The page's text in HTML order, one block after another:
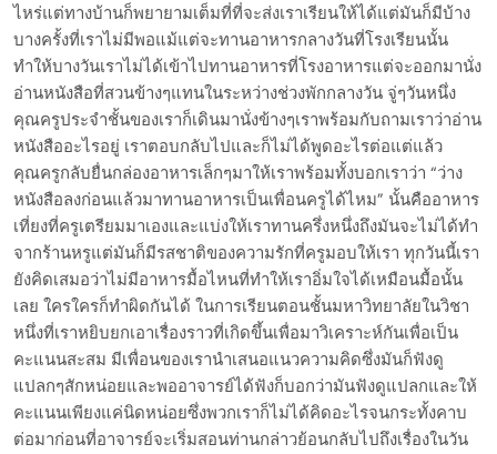
ไหร่แต่ทางบ้านก็พยายามเต็มที่ที่จะส่งเราเรียนให้ได้แต่มันก็มีบ้าง
บางครั้งที่เราไม่มีพอแม้แต่จะทานอาหารกลางวันที่โรงเรียนนั้น
ทำให้บางวันเราไม่ได้เข้าไปทานอาหารที่โรงอาหารแต่จะออกมานั่ง
อ่านหนังสือที่สวนข้างๆแทนในระหว่างช่วงพักกลางวัน จู่ๆวันหนึ่ง
คุณครูประจำชั้นของเราก็เดินมานั่งข้างๆเราพร้อมกับถามเราว่าอ่าน
หนังสืออะไรอยู่ เราตอบกลับไปและก็ไม่ได้พูดอะไรต่อแต่แล้ว
คุณครูกลับยื่นกล่องอาหารเล็กๆมาให้เราพร้อมทั้งบอกเราว่า “ว่าง
หนังสือลงก่อนแล้วมาทานอาหารเป็นเพื่อนครูได้ไหม” นั้นคืออาหาร
เที่ยงที่ครูเตรียมมาเองและแบ่งให้เราทานครึ่งหนึ่งถึงมันจะไม่ได้ทำ
จากร้านหรูแต่มันก็มีรสชาติของความรักที่ครูมอบให้เรา ทุกวันนี้เรา
ยังคิดเสมอว่าไม่มีอาหารมื้อไหนที่ทำให้เราอิ่มใจได้เหมือนมื้อนั้น
เลย ใครใครก็ทำผิดกันได้ ในการเรียนตอนชั้นมหาวิทยาลัยในวิชา
หนึ่งที่เราหยิบยกเอาเรื่องราวที่เกิดขึ้นเพื่อมาวิเคราะห์กันเพื่อเป็น
คะแนนสะสม มีเพื่อนของเรานำเสนอแนวความคิดซึ่งมันก็ฟังดู
แปลกๆสักหน่อยและพออาจารย์ได้ฟังก็บอกว่ามันฟังดูแปลกและให้
คะแนนเพียงแค่นิดหน่อยซึ่งพวกเราก็ไม่ได้คิดอะไรจนกระทั้งคาบ
ต่อมาก่อนที่อาจารย์จะเริ่มสอนท่านกล่าวย้อนกลับไปถึงเรื่องในวัน